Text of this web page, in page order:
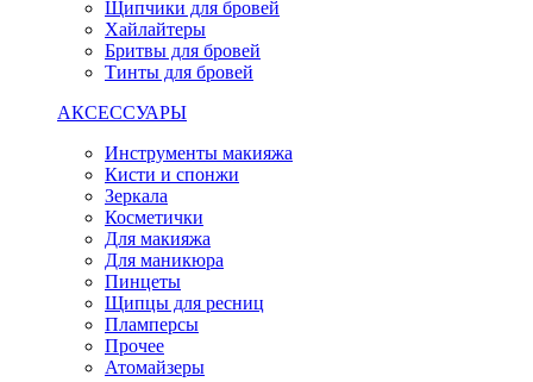
Щипчики для бровей
Хайлайтеры
Бритвы для бровей
Тинты для бровей
АКСЕССУАРЫ
Инструменты макияжа
Кисти и спонжи
Зеркала
Косметички
Для макияжа
Для маникюра
Пинцеты
Щипцы для ресниц
Пламперсы
Прочее
Атомайзеры